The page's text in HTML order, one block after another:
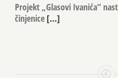
Projekt „Glasovi Ivanića“
činjenice [...]